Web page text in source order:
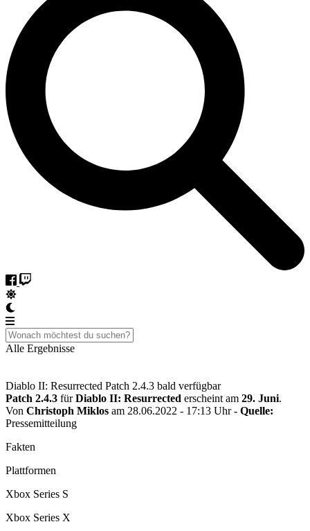
Alle Ergebnisse
Diablo II: Resurrected Patch 2.4.3 bald verfügbar
Patch 2.4.3 fürDiablo II: Resurrected erscheint am 29. Juni.
Von Christoph Miklos am 28.06.2022 - 17:13 Uhr- Quelle:
Pressemitteilung
Fakten
Plattformen
Xbox Series S
Xbox Series X